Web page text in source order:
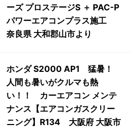
ーズ プロステージS ＋ PAC-P
パワーエアコンプラス施工
奈良県 大和郡山市より
ホンダ S2000 AP1 猛暑！
人間も暑いがクルマも熱
い！！ カーエアコン メンテ
ナンス【エアコンガスクリー
ニング】R134 大阪府 大阪市